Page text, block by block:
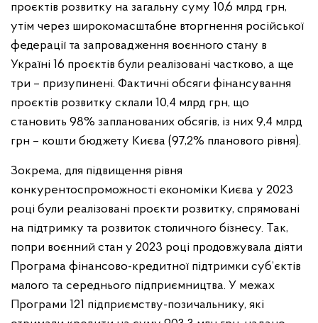
проєктів розвитку на загальну суму 10,6 млрд грн,
утім через широкомасштабне вторгнення російської
федерації та запровадження воєнного стану в
Україні 16 проєктів були реалізовані частково, а ще
три – призупинені. Фактичні обсяги фінансування
проєктів розвитку склали 10,4 млрд грн, що
становить 98% запланованих обсягів, із них 9,4 млрд
грн – кошти бюджету Києва (97,2% планового рівня).
Зокрема, для підвищення рівня
конкурентоспроможності економіки Києва у 2023
році були реалізовані проєкти розвитку, спрямовані
на підтримку та розвиток столичного бізнесу. Так,
попри воєнний стан у 2023 році продовжувала діяти
Програма фінансово-кредитної підтримки суб’єктів
малого та середнього підприємництва. У межах
Програми 121 підприємству-позичальнику, які